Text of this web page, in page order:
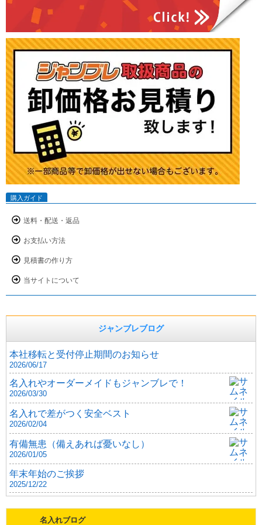
購入ガイド
送料・配送・返品
お支払い方法
見積書の作り方
当サイトについて
ジャンブレブログ
本社移転と受付停止期間のお知らせ
2026/06/17
名入れやオーダーメイドもジャンブレで！
2026/03/30
名入れで差がつく安全ベスト
2026/02/04
有備無患（備えあれば憂いなし）
2026/01/05
年末年始のご挨拶
2025/12/22
名入れブログ